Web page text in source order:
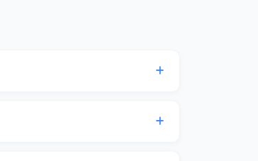
bulunmaktadır. Detaylı fiyat